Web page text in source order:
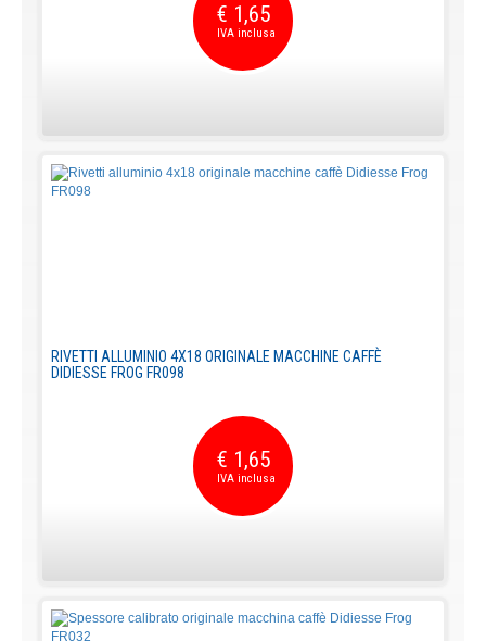
€ 1,65
RIVETTI ALLUMINIO 4X18 ORIGINALE MACCHINE CAFFÈ
DIDIESSE FROG FR098
€ 1,65